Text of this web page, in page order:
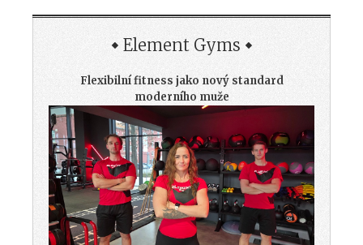
Element Gyms
Flexibilní fitness jako nový standard
moderního muže